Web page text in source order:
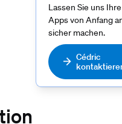
Lassen Sie uns Ihre
Apps von Anfang
sicher machen.
Cédric